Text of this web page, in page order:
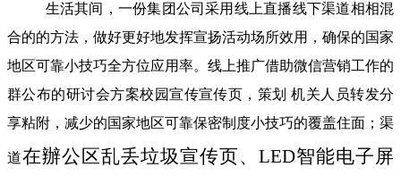
生活其间，一份集团公司采用线上直播线下渠道相相混
合的的方法，做好更好地发挥宣扬活动场所效用，确保的国家
地区可靠小技巧全方位应用率。线上推广借助微信营销工作的
群公布的研讨会方案校园宣传宣传页，策划 机关人员转发分
享粘附，减少的国家地区可靠保密制度小技巧的覆盖住面；渠
道在辦公区乱丢垃圾宣传页、LED智能电子屏